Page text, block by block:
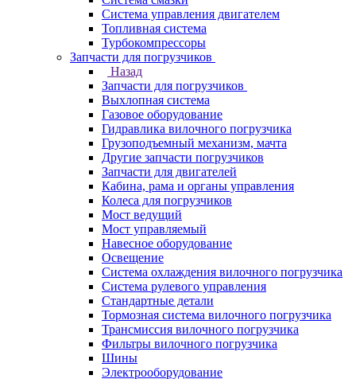
Система управления двигателем
Топливная система
Турбокомпрессоры
Запчасти для погрузчиков
Назад
Запчасти для погрузчиков
Выхлопная система
Газовое оборудование
Гидравлика вилочного погрузчика
Грузоподъемный механизм, мачта
Другие запчасти погрузчиков
Запчасти для двигателей
Кабина, рама и органы управления
Колеса для погрузчиков
Мост ведущий
Мост управляемый
Навесное оборудование
Освещение
Система охлаждения вилочного погрузчика
Система рулевого управления
Стандартные детали
Тормозная система вилочного погрузчика
Трансмиссия вилочного погрузчика
Фильтры вилочного погрузчика
Шины
Электрооборудование